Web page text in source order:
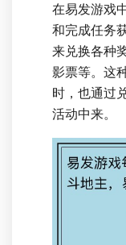
在易发游戏
和完成任务
来兑换各种
影票等。这
时，也通过
活动中来。